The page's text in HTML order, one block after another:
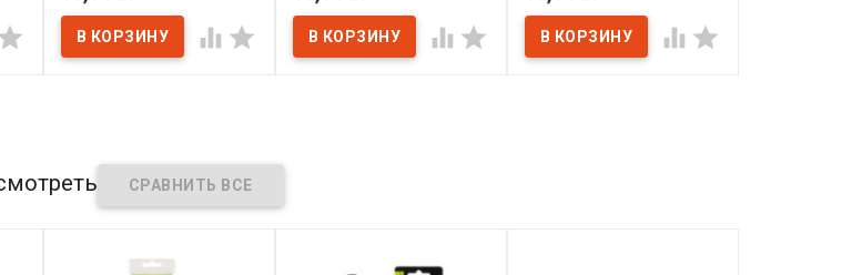
В наличии
     